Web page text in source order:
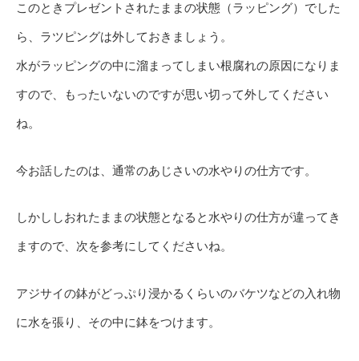
このときプレゼントされたままの状態（ラッピング）でした
ら、ラツピングは外しておきましょう。
水がラッピングの中に溜まってしまい根腐れの原因になりま
すので、もったいないのですが思い切って外してください
ね。
今お話したのは、通常のあじさいの水やりの仕方です。
しかししおれたままの状態となると水やりの仕方が違ってき
ますので、次を参考にしてくださいね。
アジサイの鉢がどっぷり浸かるくらいのバケツなどの入れ物
に水を張り、その中に鉢をつけます。